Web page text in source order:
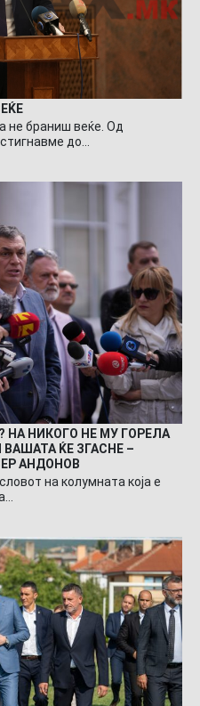
не браниш веќе. Од
до…
НИКОГО НЕ МУ ГОРЕЛА
ЌЕ ЗГАСНЕ –
АНДОНОВ
на колумната која е